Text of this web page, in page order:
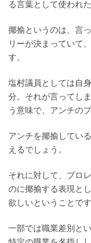
る言葉として使われ
揶揄というのは、言
リーが決まっていて
す。
塩村議員としては自
分。それが言ってし
う意味で、アンチの
アンチを揶揄してい
えるでしょう。
それに対して、プロ
のに揶揄する表現と
欲しいということです
一部では職業差別と